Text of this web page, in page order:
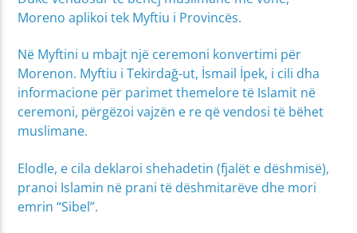
Moreno aplikoi tek Myftiu i Provincës.
Në Myftini u mbajt një ceremoni konvertimi për
Morenon. Myftiu i Tekirdağ-ut, İsmail İpek, i cili dha
informacione për parimet themelore të Islamit në
ceremoni, përgëzoi vajzën e re që vendosi të bëhet
muslimane.
Elodle, e cila deklaroi shehadetin (fjalët e dëshmisë),
pranoi Islamin në prani të dëshmitarëve dhe mori
emrin “Sibel”.